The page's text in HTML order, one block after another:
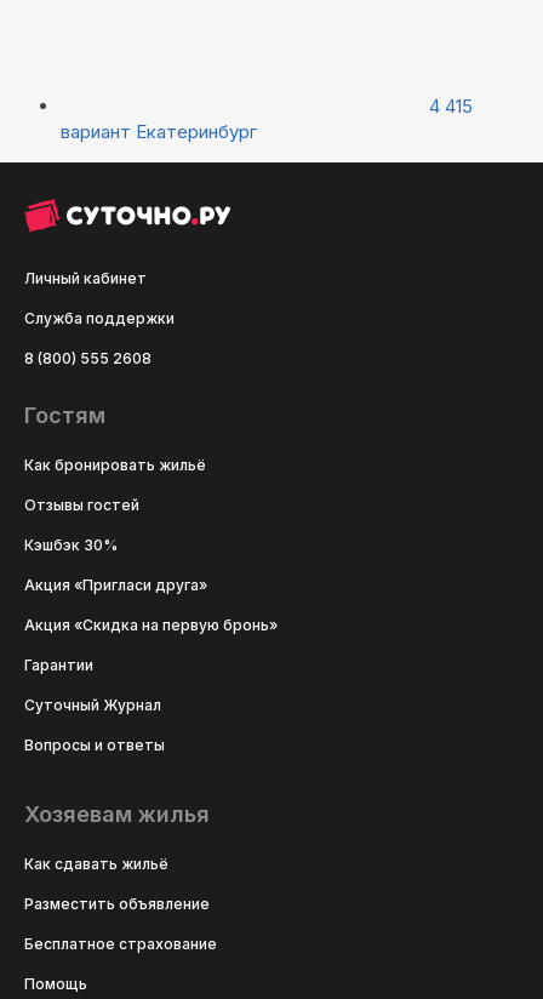
4 415
вариант Екатеринбург
Личный кабинет
Служба поддержки
8 (800) 555 2608
Гостям
Как бронировать жильё
Отзывы гостей
Кэшбэк 30%
Акция «Пригласи друга»
Акция «Скидка на первую бронь»
Гарантии
Суточный Журнал
Вопросы и ответы
Хозяевам жилья
Как сдавать жильё
Разместить объявление
Бесплатное страхование
Помощь